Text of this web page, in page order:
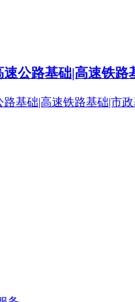
公路基础|高速铁路